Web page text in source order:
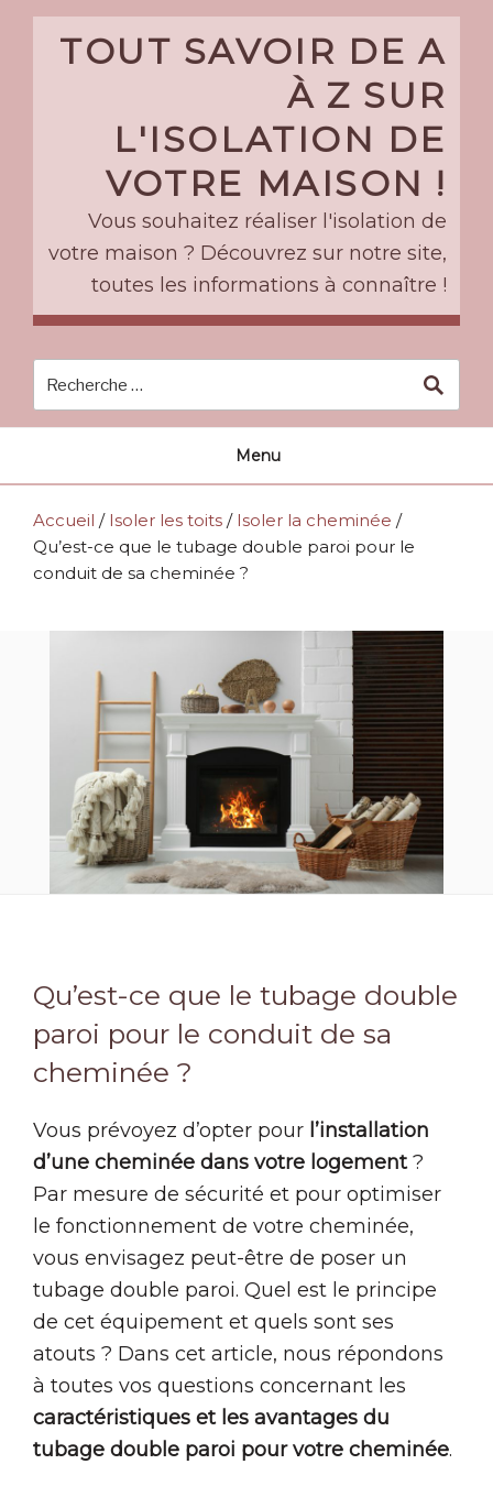
Skip
TOUT SAVOIR DE A
À Z SUR
L'ISOLATION DE
VOTRE MAISON !
Vous souhaitez réaliser l'isolation de
votre maison ? Découvrez sur notre site,
toutes les informations à connaître !
Menu
Accueil / Isoler les toits / Isoler la cheminée /
Qu’est-ce que le tubage double paroi pour le
conduit de sa cheminée ?
Qu’est-ce que le tubage double
paroi pour le conduit de sa
cheminée ?
Vous prévoyez d’opter pour l’installation
d’une cheminée dans votre logement?
Par mesure de sécurité et pour optimiser
le fonctionnement de votre cheminée,
vous envisagez peut-être de poser un
tubage double paroi. Quel est le principe
de cet équipement et quels sont ses
atouts ? Dans cet article, nous répondons
à toutes vos questions concernant les
caractéristiques et les avantages du
tubage double paroi pour votre cheminée.